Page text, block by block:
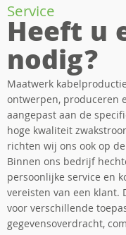
Service
Heeft u
nodig?
Maatwerk
ontwerpen, produceren
aangepast aan de
hoge kwaliteit
richten wij ons ook op
Binnen ons bedrijf
persoonlijke service en
vereisten van een klant.
voor verschillende
gegevensoverdracht,